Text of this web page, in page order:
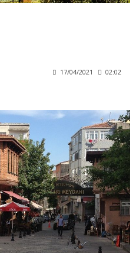
17/04/2021 02:02